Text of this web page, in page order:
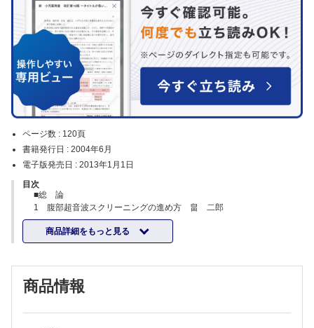
ページ数 : 120頁
書籍発行日 : 2004年6月
電子版発売日 : 2013年1月1日
目次
■総 論
1 腹部超音波スクリーニングの進め方 畠 二郎
1 はじめに
2 検査の目的を明確にする
3 走査の手順
2 腹部超音波検査に必要な解剖の知識 桜井正児・辻本文雄
1 肝臓の解剖
商品詳細をもっと見る
商品情報